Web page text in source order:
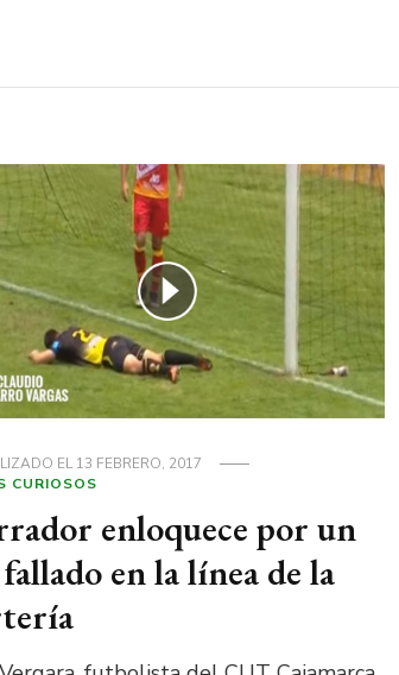
EL13 FEBRERO, 2017
CURIOSOS
enloquece por un
en la línea de la